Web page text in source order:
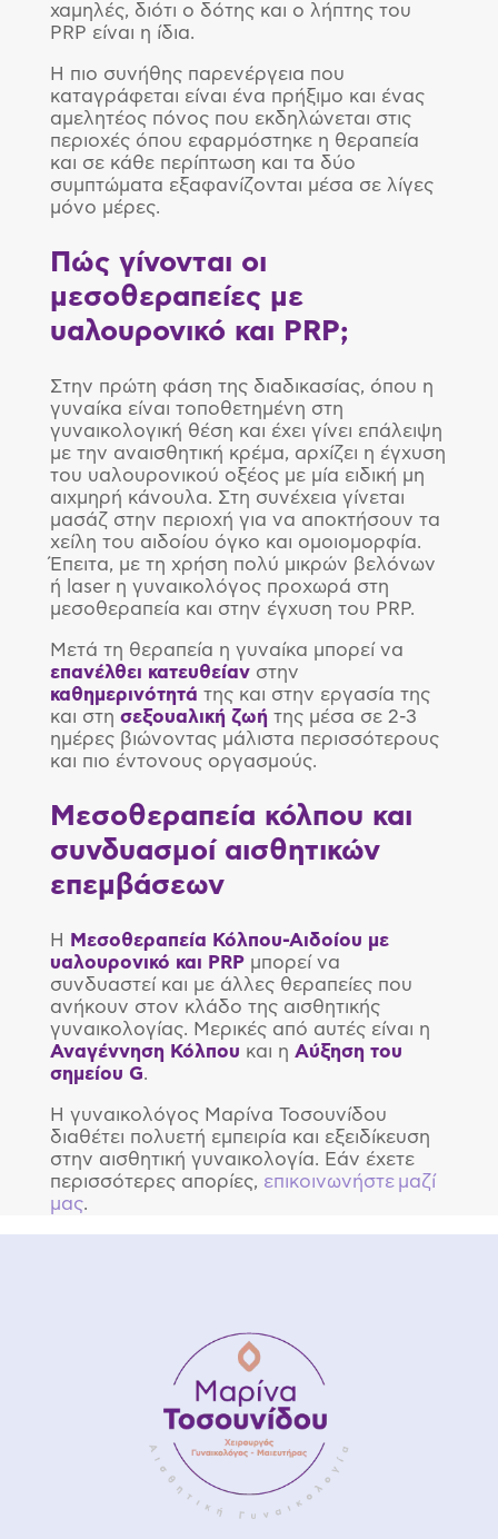
χαμηλές, διότι ο δότης και ο λήπτης του
PRP είναι η ίδια.
Η πιο συνήθης παρενέργεια που
καταγράφεται είναι ένα πρήξιμο και ένας
αμελητέος πόνος που εκδηλώνεται στις
περιοχές όπου εφαρμόστηκε η θεραπεία
και σε κάθε περίπτωση και τα δύο
συμπτώματα εξαφανίζονται μέσα σε λίγες
μόνο μέρες.
Πώς γίνονται οι
μεσοθεραπείες με
υαλουρονικό και PRP;
Στην πρώτη φάση της διαδικασίας, όπου η
γυναίκα είναι τοποθετημένη στη
γυναικολογική θέση και έχει γίνει επάλειψη
με την αναισθητική κρέμα, αρχίζει η έγχυση
του υαλουρονικού οξέος με μία ειδική μη
αιχμηρή κάνουλα. Στη συνέχεια γίνεται
μασάζ στην περιοχή για να αποκτήσουν τα
χείλη του αιδοίου όγκο και ομοιομορφία.
Έπειτα, με τη χρήση πολύ μικρών βελόνων
ή laser η γυναικολόγος προχωρά στη
μεσοθεραπεία και στην έγχυση του PRP.
Μετά τη θεραπεία η γυναίκα μπορεί να
επανέλθει κατευθείανστην
καθημερινότητά της και στην εργασία της
και στη σεξουαλική ζωή της μέσα σε 2-3
ημέρες βιώνοντας μάλιστα περισσότερους
και πιο έντονους οργασμούς.
Μεσοθεραπεία κόλπου και
συνδυασμοί αισθητικών
επεμβάσεων
Η
Μεσοθεραπεία Κόλπου-Αιδοίου με
υαλουρονικό και PRPμπορεί να
συνδυαστεί και με άλλες θεραπείες που
ανήκουν στον κλάδο της αισθητικής
γυναικολογίας. Μερικές από αυτές είναι η
Αναγέννηση Κόλπου και η Αύξηση του
σημείου G.
Η γυναικολόγος Μαρίνα Τοσουνίδου
διαθέτει πολυετή εμπειρία και εξειδίκευση
στην αισθητική γυναικολογία. Εάν έχετε
περισσότερες απορίες, επικοινωνήστε μαζί
μας.